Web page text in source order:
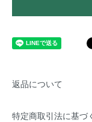
返品について
特定商取引法に基づ